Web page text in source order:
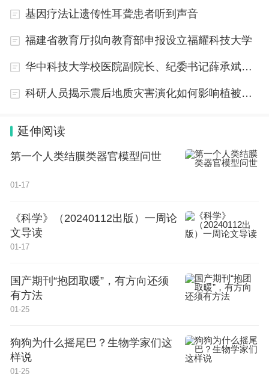
出一条新路。”董国轩对研究院的成立表示祝贺。他
说，在奔向世界一流的征程中，浙大物理学科飞速发
展，保持强劲势头。新揭牌的研究院有组织推进体系
开展原创性和引领性的前沿基础研究
发展的重大机遇。浙大物高院的成立是实现物理学科
跨越式发展，加快推进基础学科建设的集结号令。期
若干基础研究关键科学问题，推进物理学科高质量发
展作出积极贡献；也期待更多科学家参与其中，在更
硕的成果。
浙江大学的理学学脉绵延、人才辈出，涌现出了王淦
基因疗法让遗传性耳聋患者听到声音
福建省教育厅拟向教育部申报设立福耀科技大学
华中科技大学校医院副院长、纪委书记薛承斌接受审查调查
科研人员揭示震后地质灾害演化如何影响植被生态功能
延伸阅读
第一个人类结膜类器官模型问世
01-17
《科学》（20240112出版）一周论
文导读
01-17
国产期刊“抱团取暖”，有方向还须
有方法
01-25
狗狗为什么摇尾巴？生物学家们这
样说
01-25